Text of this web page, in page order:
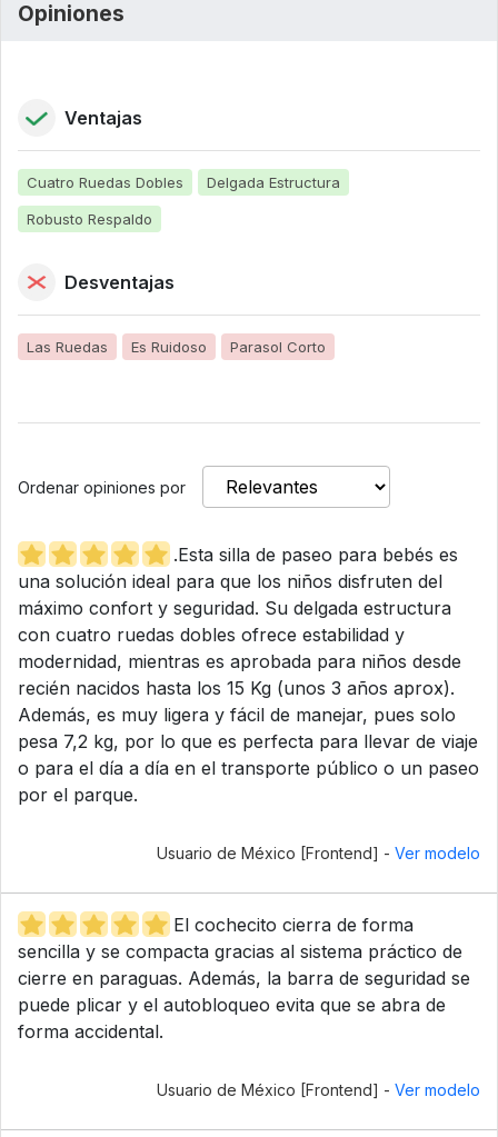
Opiniones
Ventajas
Cuatro Ruedas Dobles Delgada Estructura
Robusto Respaldo
Desventajas
Las Ruedas Es Ruidoso Parasol Corto
Ordenar opiniones por
.Esta silla de paseo para bebés es
una solución ideal para que los niños disfruten del
máximo confort y seguridad. Su delgada estructura
con cuatro ruedas dobles ofrece estabilidad y
modernidad, mientras es aprobada para niños desde
recién nacidos hasta los 15 Kg (unos 3 años aprox).
Además, es muy ligera y fácil de manejar, pues solo
pesa 7,2 kg, por lo que es perfecta para llevar de viaje
o para el día a día en el transporte público o un paseo
por el parque.
Usuario de México [Frontend] - Ver modelo
El cochecito cierra de forma
sencilla y se compacta gracias al sistema práctico de
cierre en paraguas. Además, la barra de seguridad se
puede plicar y el autobloqueo evita que se abra de
forma accidental.
Usuario de México [Frontend] - Ver modelo